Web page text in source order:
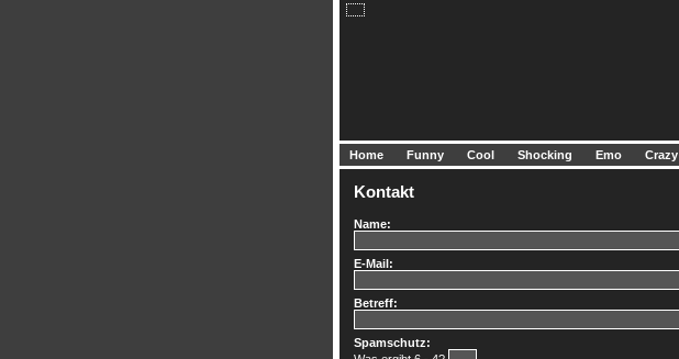
Home Funny Cool Shocking Emo Crazy
Kontakt
Name:
E-Mail:
Betreff:
Spamschutz: